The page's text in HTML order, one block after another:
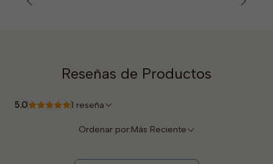
Reseñas de Productos
5.0 1 reseña
Ordenar por:Más Reciente